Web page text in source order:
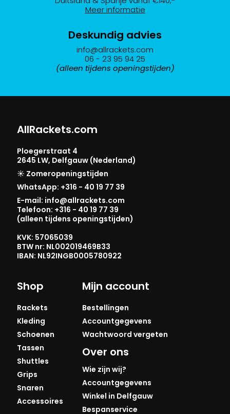
Meer informatie
Deskundig advies
info@allrackets.com
06 - 23 95 94 25
(alleen tijdens openingstijden)
AllRackets.com
Ploegerstraat 4
2645 LW, Delfgauw (Nederland)
☀️ Zomeropeningstijden
WhatsApp: +316 - 40 19 77 39
E-mail: info@allrackets.com
Telefoon: +316 - 40 19 77 39
(alleen tijdens openingstijden)
KVK: 57065039
BTW nr: NL002019469B33
IBAN: NL92INGB0005780922
Shop
Rackets
Kleding
Schoenen
Tassen
Shuttles
Grips
Snaren
Accessoires
Mijn account
Bestellingen
Accountgegevens
Wachtwoord vergeten
Over ons
Wie zijn wij?
Accountgegevens
Winkel in Delfgauw
Bespanservice